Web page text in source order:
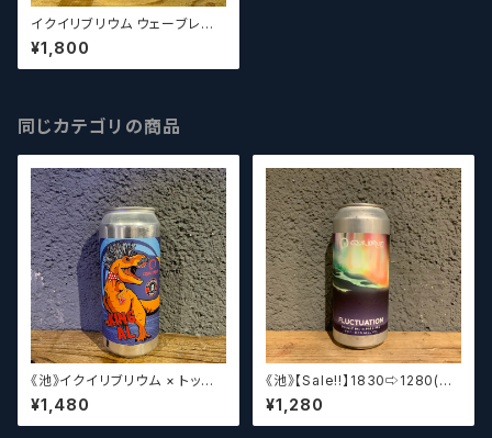
イクイリブリウム ウェーブレン
グス / Equilibrium Waveleng
th【クラフトビール】
¥1,800
同じカテゴリの商品
《池》イクイリブリウム × トップリ
ングゴライアス / Equilibrium
× Toppling Golitath King A
L 【クラフトビール】
¥1,480
《池》【Sale‼︎】1830⇨1280(3
0%off) Equilibrium Brewer
y Fluctuation DIPA【クラフト
ビール】
¥1,280